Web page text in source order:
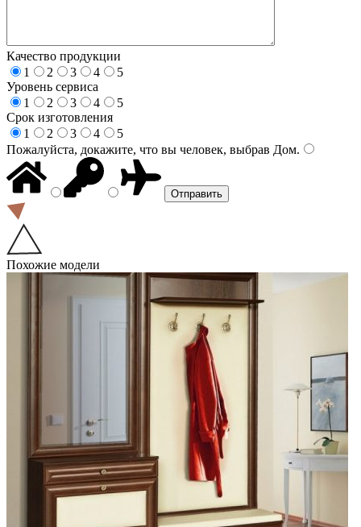
Качество продукции
1
2 3 4
5
Уровень сервиса
1
2 3 4
5
Срок изготовления
1
2 3 4
5
Пожалуйста, докажите, что вы человек, выбрав Дом.
Похожие модели